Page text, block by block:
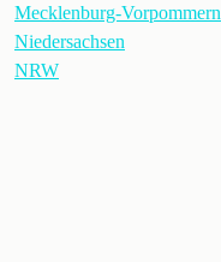
Mecklenburg-Vorpommern
Niedersachsen
NRW